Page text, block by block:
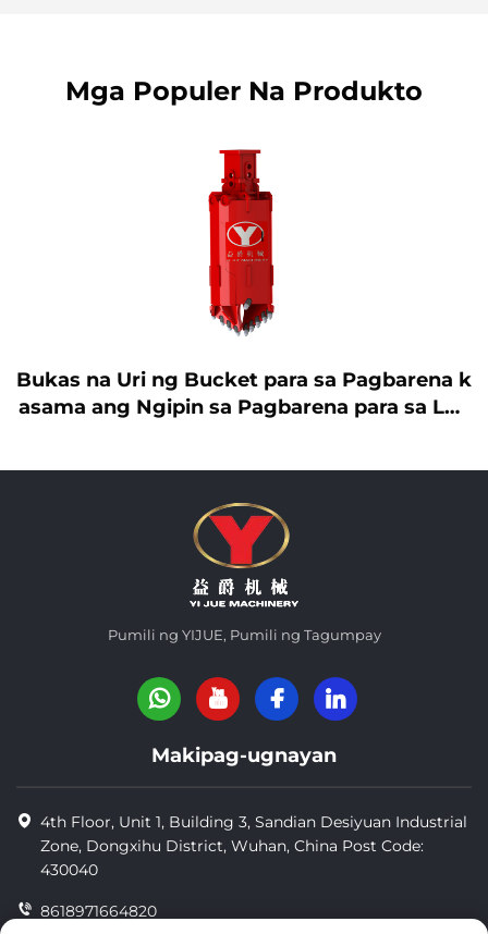
Mga Populer Na Produkto
Bukas na Uri ng Bucket para sa Pagbarena k
asama ang Ngipin sa Pagbarena para sa Lup
Pumili ng YIJUE, Pumili ng Tagumpay
Makipag-ugnayan
4th Floor, Unit 1, Building 3, Sandian Desiyuan Industrial
Zone, Dongxihu District, Wuhan, China Post Code:
430040
8618971664820